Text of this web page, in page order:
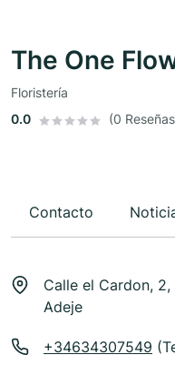
The One
Floristería
0.0
(0
Contacto
Calle el Cardon,
Adeje
+34634307549